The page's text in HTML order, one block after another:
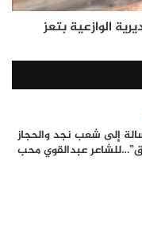
إلى شعب نجد والحجاز
عبدالقوي محب